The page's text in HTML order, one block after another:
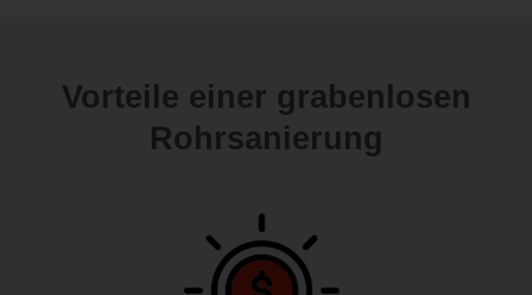
Vorteile einer grabenlosen
Rohrsanierung